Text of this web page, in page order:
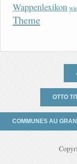
Wappenlexikon
Theme
OTTO
COMMUNES AU